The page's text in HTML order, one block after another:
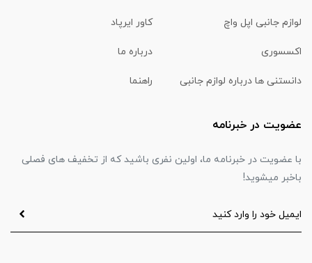
لوازم جانبی اپل واچ کاور ایرپاد
اکسسوری درباره ما
دانستنی ها درباره لوازم جانبی راهنما
عضویت در خبرنامه
با عضویت در خبرنامه ما، اولین نفری باشید که از تخفیف های فصلی
باخبر میشوید!